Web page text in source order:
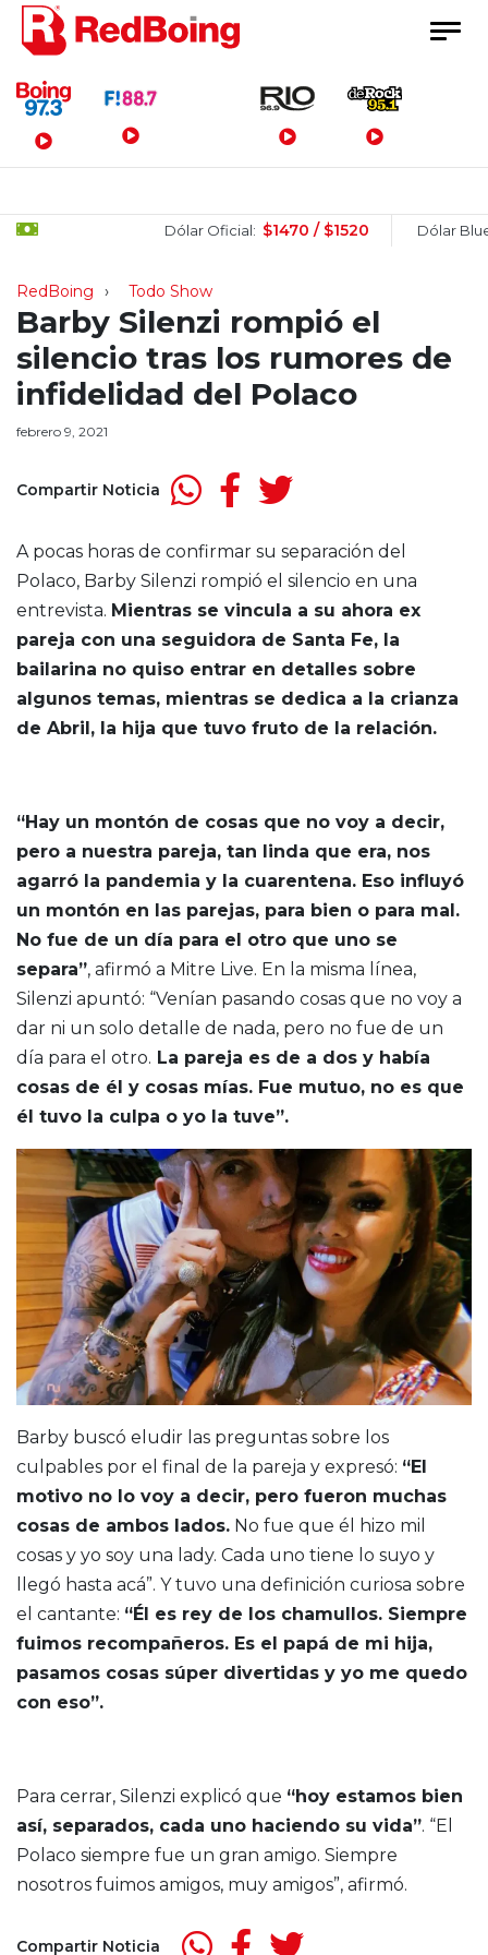
Menú Principal
Dólar Oficial: $1470 / $1520 Dólar Blue:
RedBoing Todo Show
Barby Silenzi rompió el
silencio tras los rumores de
infidelidad del Polaco
febrero 9, 2021
Compartir Noticia
A pocas horas de confirmar su separación del
Polaco, Barby Silenzi rompió el silencio en una
entrevista. Mientras se vincula a su ahora ex
pareja con una seguidora de Santa Fe, la
bailarina no quiso entrar en detalles sobre
algunos temas, mientras se dedica a la crianza
de Abril, la hija que tuvo fruto de la relación.
“Hay un montón de cosas que no voy a decir,
pero a nuestra pareja, tan linda que era, nos
agarró la pandemia y la cuarentena. Eso influyó
un montón en las parejas, para bien o para mal.
No fue de un día para el otro que uno se
separa”, afirmó a Mitre Live. En la misma línea,
Silenzi apuntó: “Venían pasando cosas que no voy a
dar ni un solo detalle de nada, pero no fue de un
día para el otro. La pareja es de a dos y había
cosas de él y cosas mías. Fue mutuo, no es que
él tuvo la culpa o yo la tuve”.
Barby buscó eludir las preguntas sobre los
culpables por el final de la pareja y expresó: “El
motivo no lo voy a decir, pero fueron muchas
cosas de ambos lados. No fue que él hizo mil
cosas y yo soy una lady. Cada uno tiene lo suyo y
llegó hasta acá”. Y tuvo una definición curiosa sobre
el cantante: “Él es rey de los chamullos. Siempre
fuimos recompañeros. Es el papá de mi hija,
pasamos cosas súper divertidas y yo me quedo
con eso”.
Para cerrar, Silenzi explicó que “hoy estamos bien
así, separados, cada uno haciendo su vida”. “El
Polaco siempre fue un gran amigo. Siempre
nosotros fuimos amigos, muy amigos”, afirmó.
Compartir Noticia